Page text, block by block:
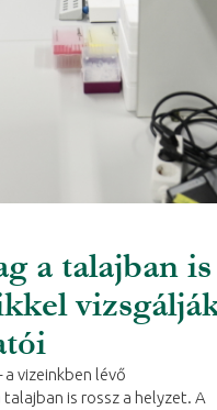
a talajban
a vizeinkben lévő
is rossz a helyzet. A